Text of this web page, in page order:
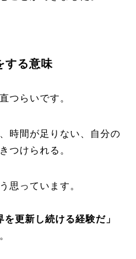
する意味
つらいです。
時間が足りない、自分の
つけられる。
思っています。
を更新し続ける経験だ」